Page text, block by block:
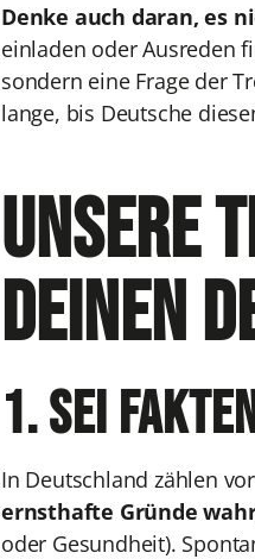
Denke auch daran, es
einladen oder Ausreden
sondern eine Frage der
lange, bis Deutsche
Unsere
deinen
1. Sei
In Deutschland zählen
ernsthafte Gründe
oder Gesundheit).